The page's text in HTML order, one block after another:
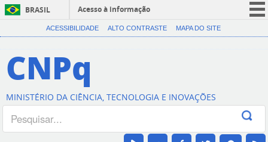
BRASIL
Acesso à informação
CORONAVÍRUS (COVID-19)
Canais
ACESSIBILIDADE ALTO CONTRASTE MAPA DO SITE
CNPq
MINISTÉRIO DA CIÊNCIA, TECNOLOGIA E INOVAÇÕES